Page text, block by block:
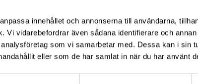
innehållet och annonserna till användarna,
Vi vidarebefordrar även sådana identifierare och
som vi samarbetar med. Dessa kan i sin
eller som de har samlat in när du har använt